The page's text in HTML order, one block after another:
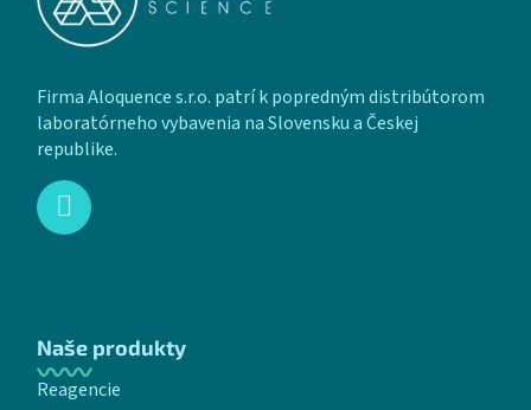
Firma Aloquence s.r.o. patrí k popredným distribútorom
laboratórneho vybavenia na Slovensku a Českej
republike.
Naše produkty
Reagencie